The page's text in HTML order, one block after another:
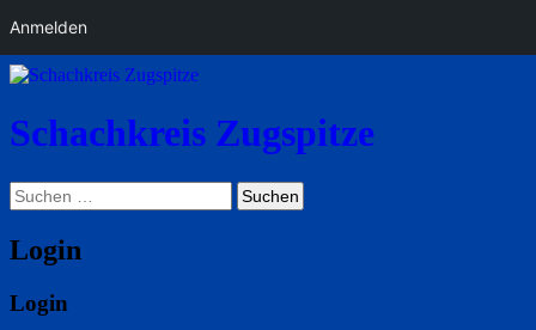
Anmelden
Schachkreis Zugspitze
Suchen
Suchen
nach:
Login
Login